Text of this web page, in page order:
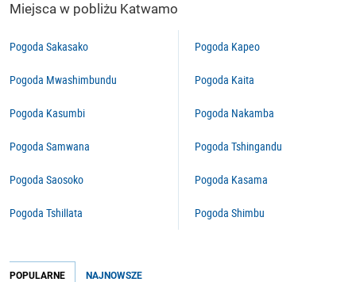
Miejsca w pobliżu Katwamo
Pogoda Sakasako
Pogoda Mwashimbundu
Pogoda Kasumbi
Pogoda Samwana
Pogoda Saosoko
Pogoda Tshillata
Pogoda Kapeo
Pogoda Kaita
Pogoda Nakamba
Pogoda Tshingandu
Pogoda Kasama
Pogoda Shimbu
POPULARNE NAJNOWSZE